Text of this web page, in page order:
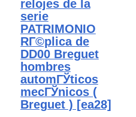
relojes de la
serie
PATRIMONIO
RГ©plica de
DD00 Breguet
hombres
automГЎticos
mecГЎnicos (
Breguet ) [ea28]